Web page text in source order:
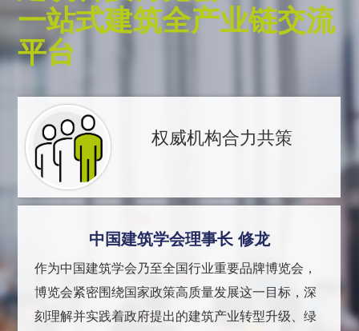
一站式建筑全产业链交流
平台
权威机构合力共策
中国建筑学会理事长 修龙
作为中国建筑学会乃至全国行业重要品牌博览会，
博览会紧密围绕国家政策高质量发展这一目标，深
刻理解并实践着政府提出的建筑产业转型升级、绿